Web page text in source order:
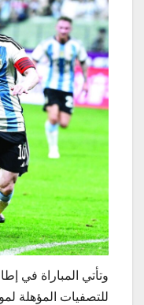
وتأتي المباراة في